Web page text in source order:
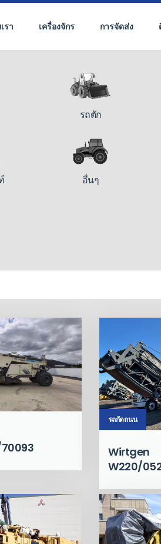
รา เครื่องจักร การจัดส่ง
รถตัก
อื่นๆ
รถกัดถนน
Wirtgen
W220/